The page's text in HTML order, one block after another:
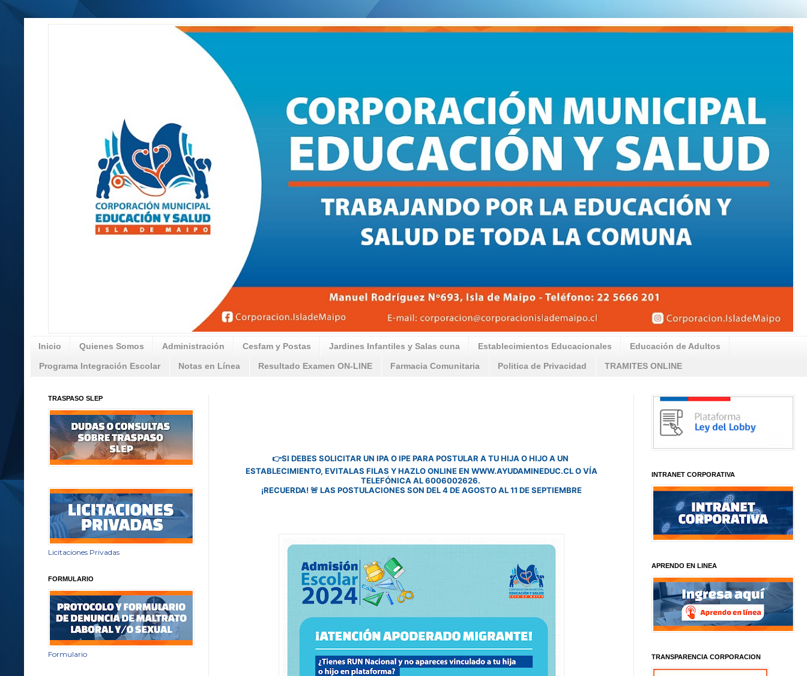
Inicio Quienes Somos Administración Cesfam y Postas Jardines Infantiles y Salas cuna Establecimientos Educacionales Educación de Adultos
Programa Integración Escolar Notas en Línea Resultado Examen ON-LINE Farmacia Comunitaria Politica de Privacidad TRAMITES ONLINE
👉SI DEBES SOLICITAR UN IPA O IPE PARA POSTULAR A TU HIJA O HIJO A UN
ESTABLECIMIENTO, EVITALAS FILAS Y HAZLO ONLINE EN WWW.AYUDAMINEDUC.CL O VÍA
TELEFÓNICA AL 6006002626. ​
¡RECUERDA! 🚨 LAS POSTULACIONES SON DEL 4 DE AGOSTO AL 11 DE SEPTIEMBRE
TRASPASO SLEP
Licitaciones Privadas
FORMULARIO
Formulario
INTRANET CORPORATIVA
APRENDO EN LINEA
TRANSPARENCIA CORPORACION